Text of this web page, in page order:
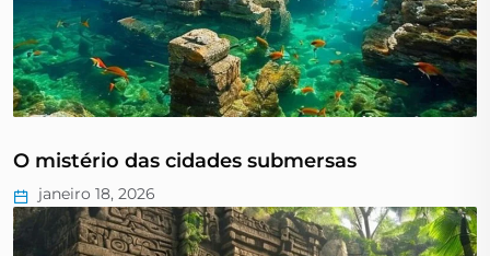
O mistério das cidades submersas
janeiro 18, 2026